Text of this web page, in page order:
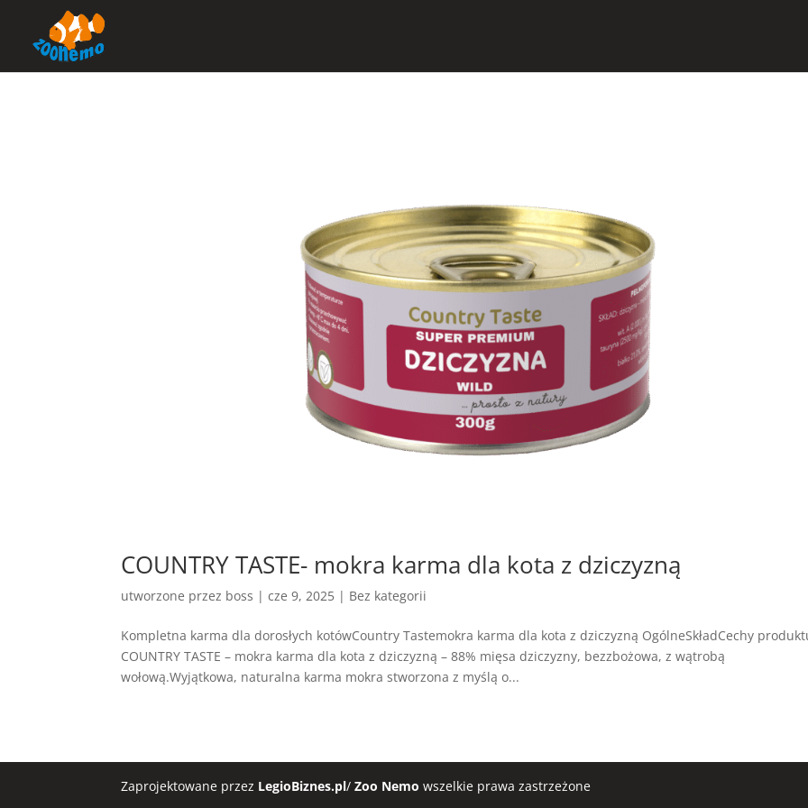
COUNTRY TASTE- mokra karma dla kota z dziczyzną
utworzone przez boss |cze 9, 2025 | Bez kategorii
Kompletna karma dla dorosłych kotówCountry Tastemokra karma dla kota z dziczyzną OgólneSkładCechy
COUNTRY TASTE – mokra karma dla kota z dziczyzną – 88% mięsa dziczyzny, bezzbożowa, z wątrobą
wołową.Wyjątkowa, naturalna karma mokra stworzona z myślą o...
Zaprojektowane przez LegioBiznes.pl/Zoo Nemo wszelkie prawa zastrzeżone